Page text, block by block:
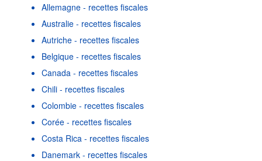
Allemagne - recettes fiscales
Australie - recettes fiscales
Autriche - recettes fiscales
Belgique - recettes fiscales
Canada - recettes fiscales
Chili - recettes fiscales
Colombie - recettes fiscales
Corée - recettes fiscales
Costa Rica - recettes fiscales
Danemark - recettes fiscales